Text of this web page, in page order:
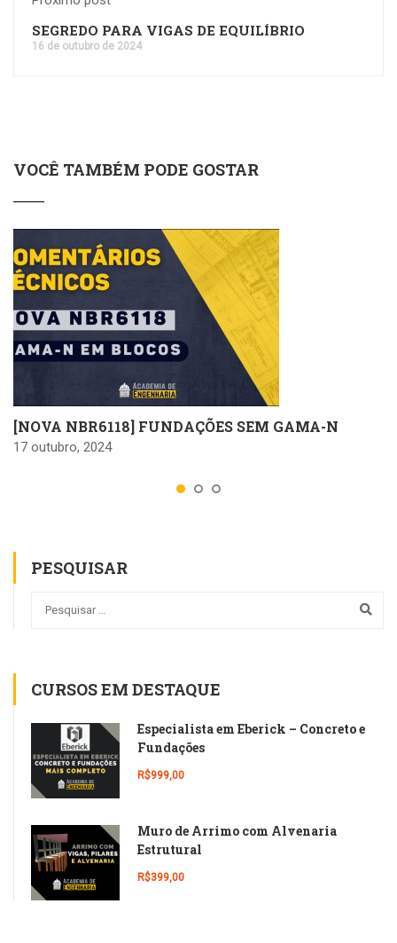
SEGREDO PARA VIGAS DE EQUILÍBRIO
16 de outubro de 2024
VOCÊ TAMBÉM PODE GOSTAR
[NOVA NBR6118] FUNDAÇÕES SEM GAMA-N
17 outubro, 2024
PESQUISAR
CURSOS EM DESTAQUE
Especialista em Eberick – Concreto e
Fundações
R$999,00
Muro de Arrimo com Alvenaria
Estrutural
R$399,00